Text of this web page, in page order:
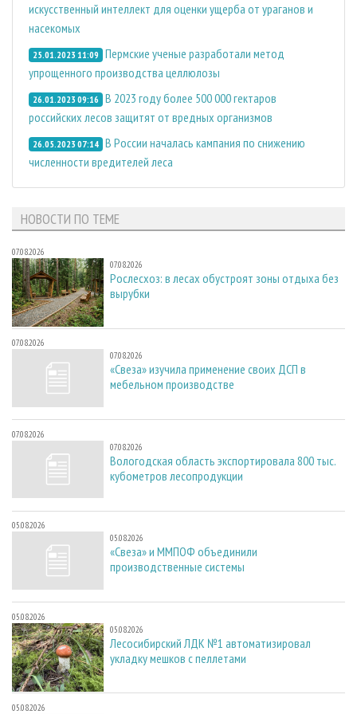
искусственный интеллект для оценки ущерба от ураганов и
насекомых
25.01.2023 11:09 Пермские ученые разработали метод
упрощенного производства целлюлозы
26.01.2023 09:16 В 2023 году более 500 000 гектаров
российских лесов защитят от вредных организмов
26.05.2023 07:14 В России началась кампания по снижению
численности вредителей леса
НОВОСТИ ПО ТЕМЕ
07.08.2026
07.08.2026
Рослесхоз: в лесах обустроят зоны отдыха без
вырубки
07.08.2026
07.08.2026
«Свеза» изучила применение своих ДСП в
мебельном производстве
07.08.2026
07.08.2026
Вологодская область экспортировала 800 тыс.
кубометров лесопродукции
05.08.2026
05.08.2026
«Свеза» и ММПОФ объединили
производственные системы
05.08.2026
05.08.2026
Лесосибирский ЛДК №1 автоматизировал
укладку мешков с пеллетами
05.08.2026